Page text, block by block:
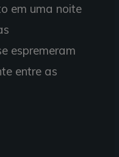
em uma noite
espremeram
entre as